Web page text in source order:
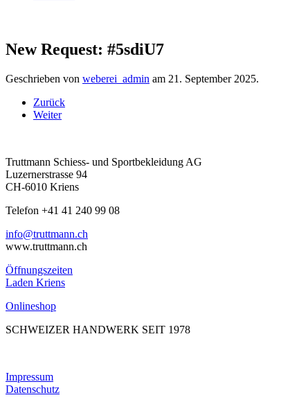
New Request: #5sdiU7
Geschrieben von weberei_admin am 21. September 2025.
Zurück
Weiter
Truttmann Schiess- und Sportbekleidung AG
Luzernerstrasse 94
CH-6010 Kriens
Telefon +41 41 240 99 08
hc.nnamtturt@ofni
www.truttmann.ch
Öffnungszeiten
Laden Kriens
Onlineshop
SCHWEIZER HANDWERK SEIT 1978
Impressum
Datenschutz